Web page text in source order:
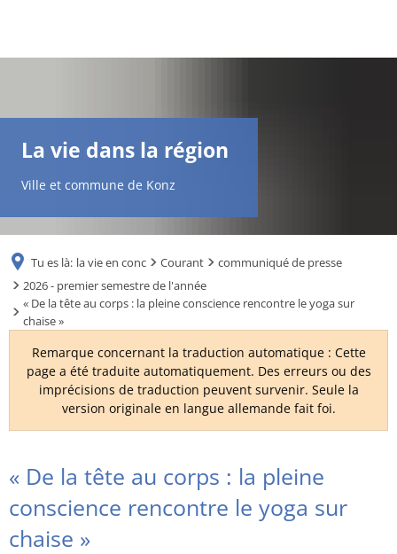
FR
TR
UK
RU
La vie dans la région
Ville et commune de Konz
Tu es là: la vie en conc Courant
communiqué de presse
2026 - premier semestre de l'année
« De la tête au corps : la pleine conscience rencontre le yoga sur
chaise »
Remarque concernant la traduction automatique : Cette
page a été traduite automatiquement. Des erreurs ou des
imprécisions de traduction peuvent survenir. Seule la
version originale en langue allemande fait foi.
« De la tête au corps : la pleine
conscience rencontre le yoga sur
chaise »